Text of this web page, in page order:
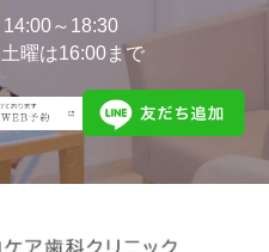
～18:30
曜は16:00まで